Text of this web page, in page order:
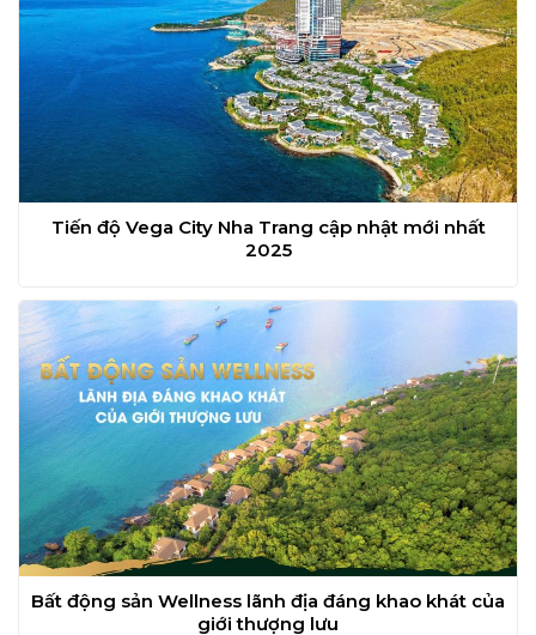
Tiến độ Vega City Nha Trang cập nhật mới nhất
2025
Bất động sản Wellness lãnh địa đáng khao khát của
giới thượng lưu